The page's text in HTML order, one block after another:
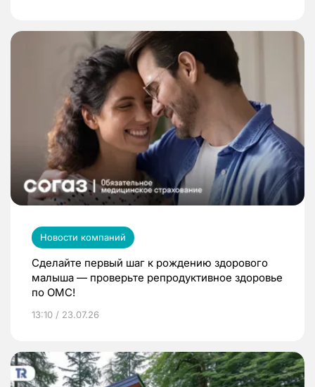
Новости компаний
Сделайте первый шаг к рождению здорового
малыша — проверьте репродуктивное здоровье
по ОМС!
13:10 / 23.07.26